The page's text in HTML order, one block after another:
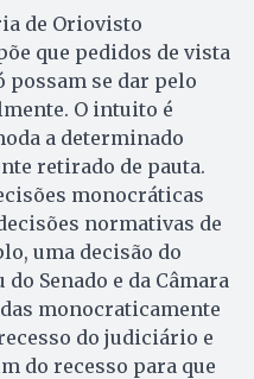
de Oriovisto
que pedidos de vista
se dar pelo
O intuito é
a determinado
retirado de pauta.
monocráticas
normativas de
uma decisão do
Senado e da Câmara
monocraticamente
do judiciário e
do recesso para que